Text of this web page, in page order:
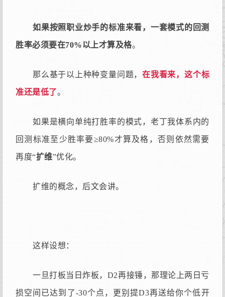
如果按照职业炒手的标准来看，一套模式的回测
胜率必须要在70%以上才算及格。
那么基于以上种种变量问题，在我看来，这个标
准还是低了。
如果是横向单纯打胜率的模式，老丁我体系内的
回测标准至少胜率要≥80%才算及格，否则依然需要
再度“扩维”优化。
扩维的概念，后文会讲。
这样设想：
一旦打板当日炸板，D2再接锤，那理论上两日亏
损空间已达到了-30个点，更别提D3再送给你个低开